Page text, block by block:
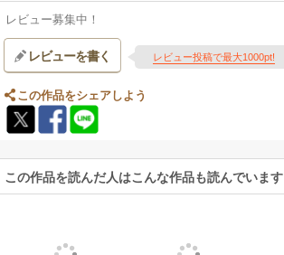
レビュー募集中！
レビューを書く レビュー投稿で最大1000pt!
この作品をシェアしよう
この作品を読んだ人はこんな作品も読んでいます